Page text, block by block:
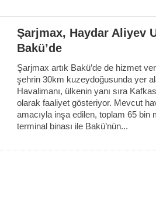
Şarjmax, Haydar Aliyev
Bakü’de
Şarjmax artık Bakü’de de hizmet
şehrin 30km kuzeydoğusunda yer
Havalimanı, ülkenin yanı sıra
olarak faaliyet gösteriyor. Mevcut
amacıyla inşa edilen, toplam 65 bin
terminal binası ile Bakü’nün...